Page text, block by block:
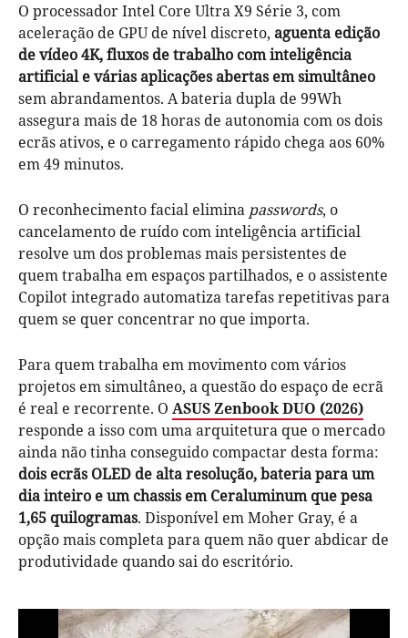
O processador Intel Core Ultra X9 Série 3, com
aceleração de GPU de nível discreto, aguenta edição
de vídeo 4K, fluxos de trabalho com inteligência
artificial e várias aplicações abertas em simultâneo
sem abrandamentos. A bateria dupla de 99Wh
assegura mais de 18 horas de autonomia com os dois
ecrãs ativos, e o carregamento rápido chega aos 60%
em 49 minutos.
O reconhecimento facial elimina passwords, o
cancelamento de ruído com inteligência artificial
resolve um dos problemas mais persistentes de
quem trabalha em espaços partilhados, e o assistente
Copilot integrado automatiza tarefas repetitivas para
quem se quer concentrar no que importa.
Para quem trabalha em movimento com vários
projetos em simultâneo, a questão do espaço de ecrã
é real e recorrente. O ASUS Zenbook DUO (2026)
responde a isso com uma arquitetura que o mercado
ainda não tinha conseguido compactar desta forma:
dois ecrãs OLED de alta resolução, bateria para um
dia inteiro e um chassis em Ceraluminum que pesa
1,65 quilogramas. Disponível em Moher Gray, é a
opção mais completa para quem não quer abdicar de
produtividade quando sai do escritório.